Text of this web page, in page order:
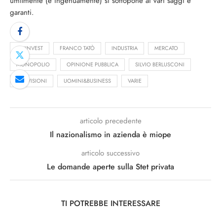
garanti.
FININVEST FRANCO TATÒ INDUSTRIA MERCATO
MONOPOLIO OPINIONE PUBBLICA SILVIO BERLUSCONI
TELEVISIONI UOMINI&BUSINESS VARIE
articolo precedente
Il nazionalismo in azienda è miope
articolo successivo
Le domande aperte sulla Stet privata
TI POTREBBE INTERESSARE